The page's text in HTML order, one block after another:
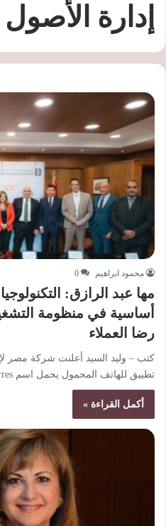
إدارة الأصول
محمود ابراهيم 0
مها عبد الرازق:
أساسية في منظومة
رضا العملاء
كتب – وليد السيد أعلنت شركة مصر
تطبيق للهاتف المحمول يحمل اسم Misrres، بهدف تقديم…
أكمل القراءة »